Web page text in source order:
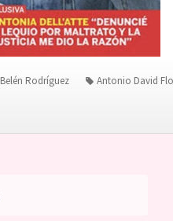
Belén Rodríguez Antonio David